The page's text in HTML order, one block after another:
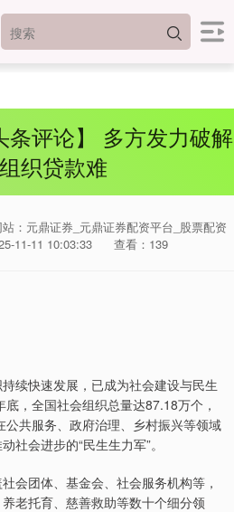
条评论】 多方发力破解
织贷款难
站：元鼎证券_元鼎证券配资平台_股票配资
11-11 10:03:33 查看：139
续快速发展，已成为社会建设与民生
，全国社会组织总量达87.18万个，
共服务、政府治理、乡村振兴等领域
社会进步的“民生生力军”。
会团体、基金会、社会服务机构等，
老托育、慈善救助等数十个细分领